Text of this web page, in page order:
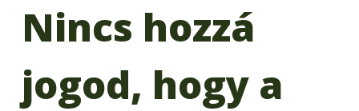
Nincs hozzá
jogod, hogy a